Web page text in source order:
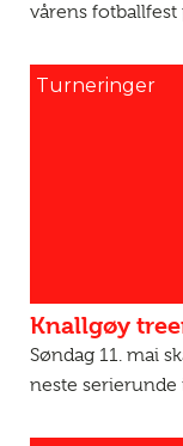
vårens fotballfest
Turneringer
Knallgøy
Søndag 11. mai
neste serierunde